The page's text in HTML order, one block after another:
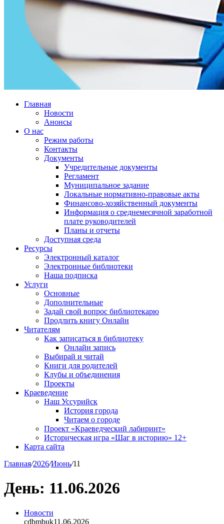
Главная
Новости
Анонсы
О нас
Режим работы
Контакты
Документы
Учредительные документы
Регламент
Муниципальное задание
Локальные нормативно-правовые акты
Финансово-хозяйственный документы
Информация о среднемесячной заработной
плате руководителей
Планы и отчеты
Доступная среда
Ресурсы
Электронный каталог
Электронные библиотеки
Наша подписка
Услуги
Основные
Дополнительные
Задай свой вопрос библиотекарю
Продлить книгу Онлайн
Читателям
Как записаться в библиотеку
Онлайн запись
Выбирай и читай
Книги для родителей
Клубы и объединения
Проекты
Краеведение
Наш Уссурийск
История города
Читаем о городе
Проект «Краеведческий лабиринт»
Историческая игра «Шаг в историю» 12+
Карта сайта
Главная/2026/Июнь/11
День: 11.06.2026
Новости
cdbmbuk11.06.2026